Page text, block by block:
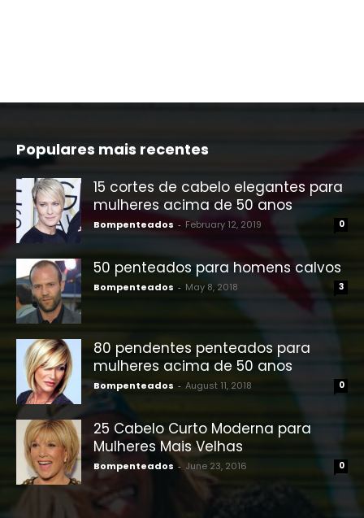
Populares mais recentes
15 cortes de cabelo elegantes para
mulheres acima de 50 anos
Bompenteados - February 12, 2019 0
50 penteados para homens calvos
Bompenteados - May 8, 2018 3
80 pendentes penteados para
mulheres acima de 50 anos
Bompenteados - August 11, 2018 0
25 Cabelo Curto Moderna para
Mulheres Mais Velhas
Bompenteados - June 23, 2016 0